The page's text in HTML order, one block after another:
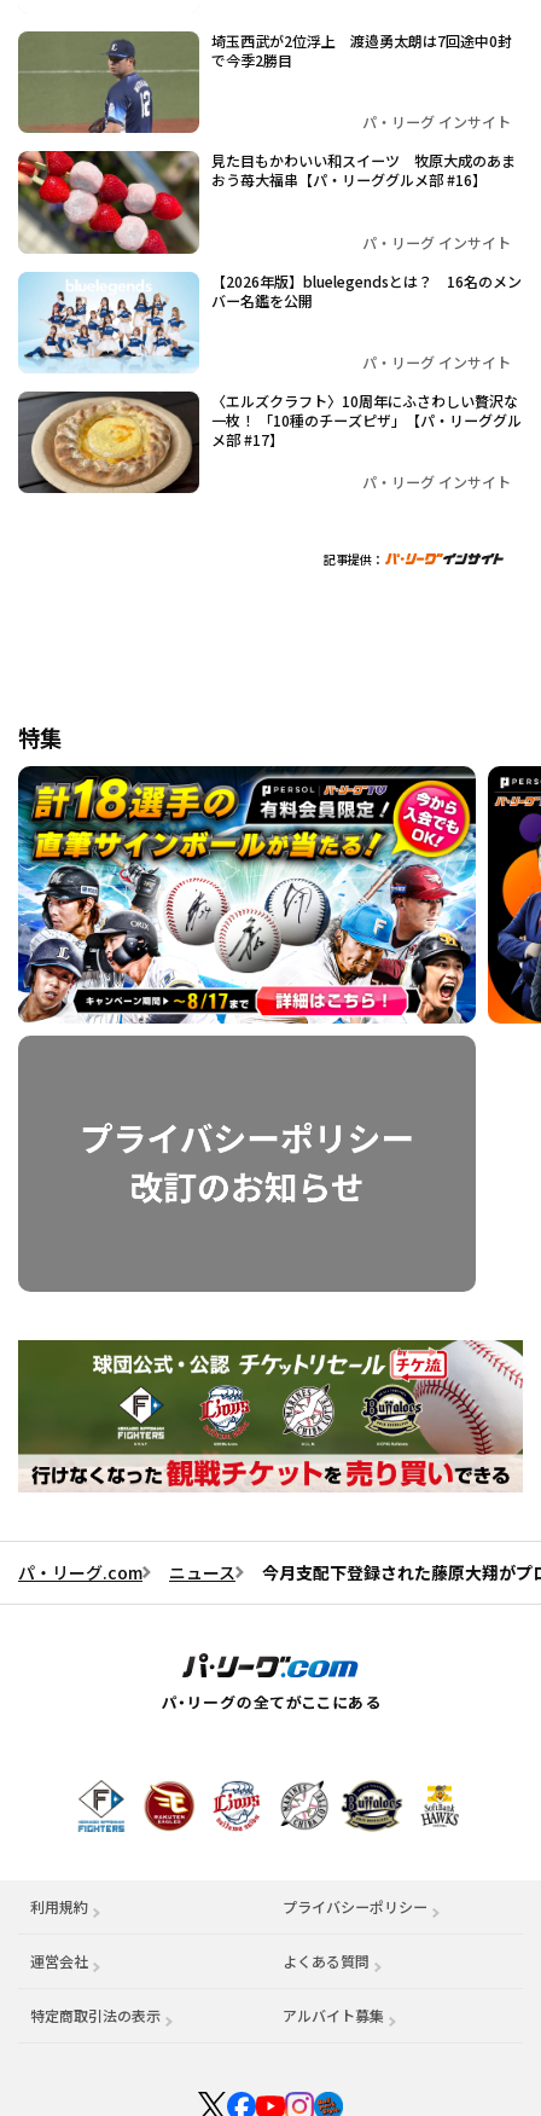
埼玉西武が2位浮上 渡邉勇太朗は7回途中0封
で今季2勝目
パ・リーグ インサイト
見た目もかわいい和スイーツ 牧原大成のあま
おう苺大福串【パ・リーググルメ部 #16】
パ・リーグ インサイト
【2026年版】bluelegendsとは？ 16名のメン
バー名鑑を公開
パ・リーグ インサイト
〈エルズクラフト〉10周年にふさわしい贅沢な
一枚！ 「10種のチーズピザ」【パ・リーググル
メ部 #17】
パ・リーグ インサイト
記事提供：
特集
パ・リーグ.com ニュース 今月支配下登録された藤原大翔が
利用規約 プライバシーポリシー
運営会社 （別ウィンドウで開く） よくある質問
特定商取引法の表示 アルバイト募集 （別ウィンドウで開く